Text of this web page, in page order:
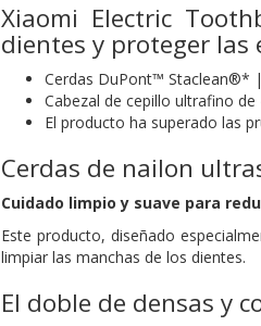
Xiaomi Electric
dientes y proteger las
Cerdas DuPont™ Staclean®*
Cabezal de cepillo ultrafino
El producto ha superado las
Cerdas de nailon
Cuidado limpio y suave para
Este producto, diseñado
limpiar las manchas de los dientes.
El doble de densas y